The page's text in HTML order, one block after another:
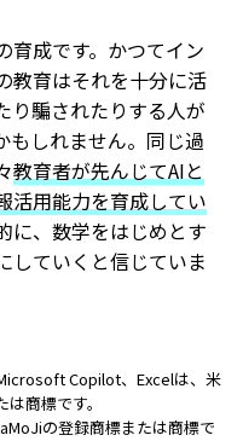
育成です。かつてイン
教育はそれを十分に活
り騙されたりする人が
もしれません。同じ過
教育者が先んじてAIと
活用能力を育成してい
に、数学をはじめとす
していくと信じていま
Copilot、Excelは、米
商標です。
の登録商標または商標で